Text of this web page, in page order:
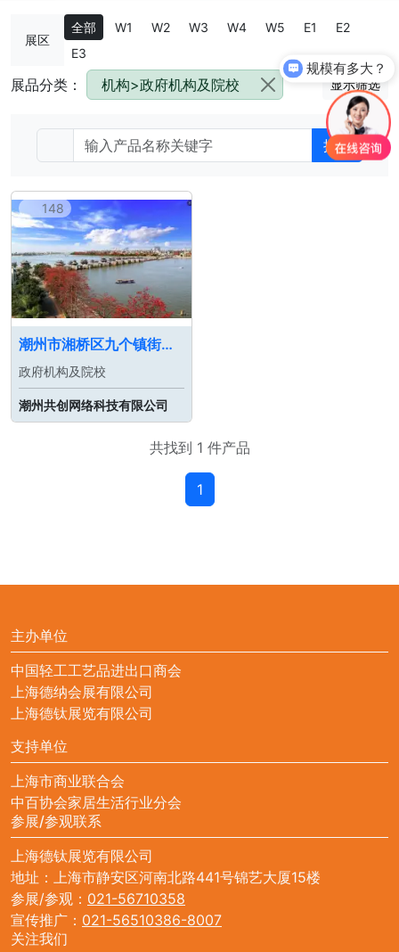
展区
全部 W1 W2 W3 W4 W5 E1
E2
E3
展品分类： 机构>政府机构及院校 显示筛选
搜索
148
潮州市湘桥区九个镇街简介及招商引资宣传
政府机构及院校
潮州共创网络科技有限公司
共找到 1 件产品
1
主办单位
中国轻工工艺品进出口商会
上海德纳会展有限公司
上海德钛展览有限公司
支持单位
上海市商业联合会
中百协会家居生活行业分会
参展/参观联系
上海德钛展览有限公司
地址：上海市静安区河南北路441号锦艺大厦15楼
参展/参观： 021-56710358
宣传推广： 021-56510386-8007
关注我们
规模有多大？